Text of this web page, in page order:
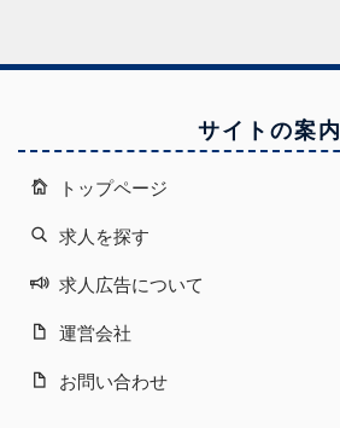
サイトの案内
トップページ
求人を探す
求人広告について
運営会社
お問い合わせ